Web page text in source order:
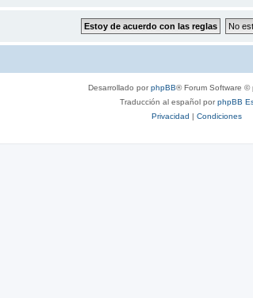
Desarrollado porphpBB® Forum Software ©
Traducción al español porphpBB
Privacidad | Condiciones